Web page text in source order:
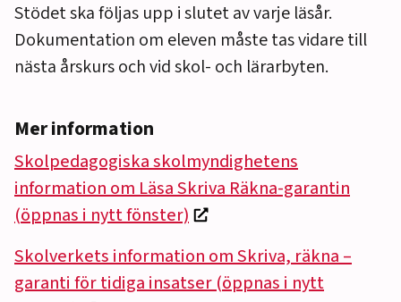
Stödet ska följas upp i slutet av varje läsår.
Dokumentation om eleven måste tas vidare till
nästa årskurs och vid skol- och lärarbyten.
Mer information
Skolpedagogiska skolmyndighetens
information om Läsa Skriva Räkna-garantin
(öppnas i nytt fönster)
Skolverkets information omSkriva, räkna –
garanti för tidiga insatser (öppnas i nytt